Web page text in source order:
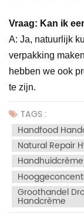
Vraag: Kan ik
A: Ja, natuurlijk
verpakking
hebben we ook
te zijn.
TAGS :
Handfood
Natural Repair
Handhuidcrème
Groothandel
Handcrème